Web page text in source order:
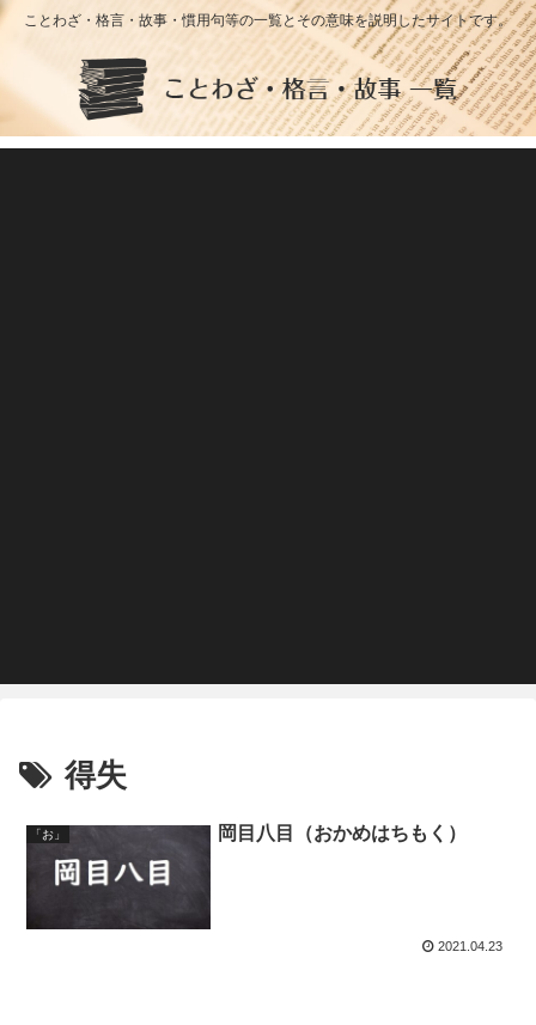
ことわざ・格言・故事・慣用句等の一覧とその意味を説明したサイトです。
得失
「お」 岡目八目（おかめはちもく）
2021.04.23